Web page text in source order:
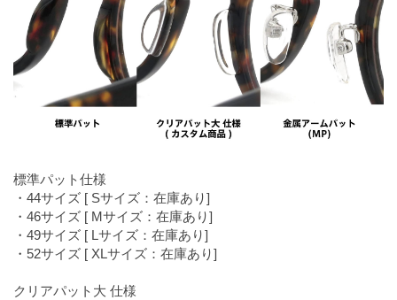
標準パット仕様
・44サイズ [ Sサイズ：在庫あり]
・46サイズ [ Mサイズ：在庫あり]
・49サイズ [ Lサイズ：在庫あり]
・52サイズ [ XLサイズ：在庫あり]
クリアパット大 仕様